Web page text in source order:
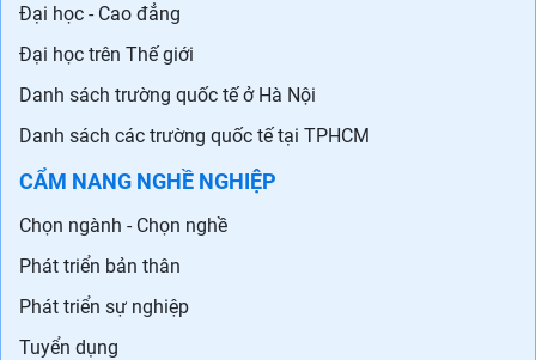
Đại học - Cao đẳng
Đại học trên Thế giới
Danh sách trường quốc tế ở Hà Nội
Danh sách các trường quốc tế tại TPHCM
CẨM NANG NGHỀ NGHIỆP
Chọn ngành - Chọn nghề
Phát triển bản thân
Phát triển sự nghiệp
Tuyển dụng